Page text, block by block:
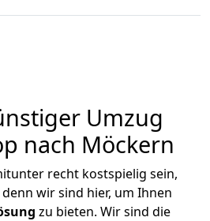
Umzug
nach Möckern
recht kostspielig sein,
wir sind hier, um Ihnen
zu bieten. Wir sind die